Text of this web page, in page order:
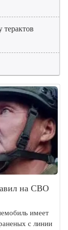
терактов
на СВО
имеет
с линии